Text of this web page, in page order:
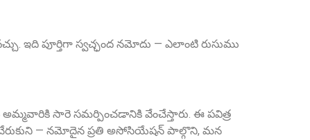
పూర్తిగా స్వచ్ఛంద నమోదు — ఎలాంటి రుసుము
సారె సమర్పించడానికి వేంచేస్తారు. ఈ పవిత్ర
— నమోదైన ప్రతి అసోసియేషన్ పాల్గొని, మన